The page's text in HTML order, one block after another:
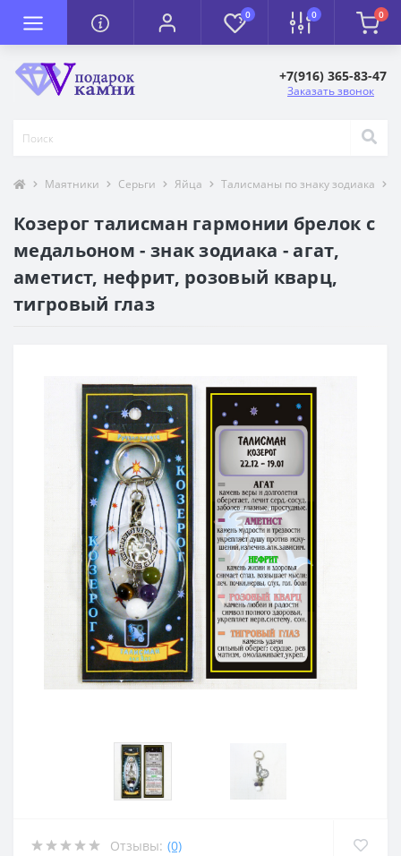
0 0 0
+7(916) 365-83-47
Заказать звонок
Маятники Серьги Яйца Талисманы по знаку зодиака
Козерог талисман гармонии брелок с
медальоном - знак зодиака - агат,
аметист, нефрит, розовый кварц,
тигровый глаз
Отзывы: (0)